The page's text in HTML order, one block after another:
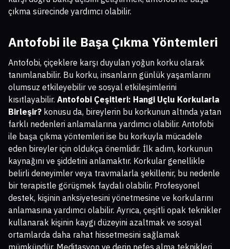
çıkma sürecinde yardımcı olabilir.
Antofobi ile Başa Çıkma Yöntemleri
Antofobi, çiçeklere karşı duyulan yoğun korku olarak
tanımlanabilir. Bu korku, insanların günlük yaşamlarını
olumsuz etkileyebilir ve sosyal etkileşimlerini
kısıtlayabilir. Antofobi Çeşitleri: Hangi Uçlu Korkularla
Birleşir? konusu da, bireylerin bu korkunun altında yatan
farklı nedenleri anlamalarına yardımcı olabilir. Antofobi
ile başa çıkma yöntemleri ise bu korkuyla mücadele
eden bireyler için oldukça önemlidir. İlk adım, korkunun
kaynağını ve şiddetini anlamaktır. Korkular genellikle
belirli deneyimler veya travmalarla şekillenir, bu nedenle
bir terapistle görüşmek faydalı olabilir. Profesyonel
destek, kişinin anksiyetesini yönetmesine ve korkularını
anlamasına yardımcı olabilir. Ayrıca, çeşitli opak teknikler
kullanarak kişinin kaygı düzeyini azaltmak ve sosyal
ortamlarda daha rahat hissetmesini sağlamak